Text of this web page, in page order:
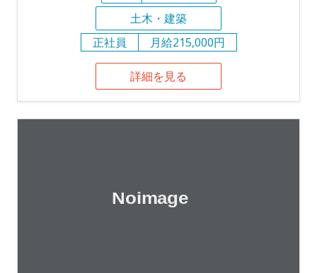
土木・建築
正社員
月給215,000円
詳細を見る